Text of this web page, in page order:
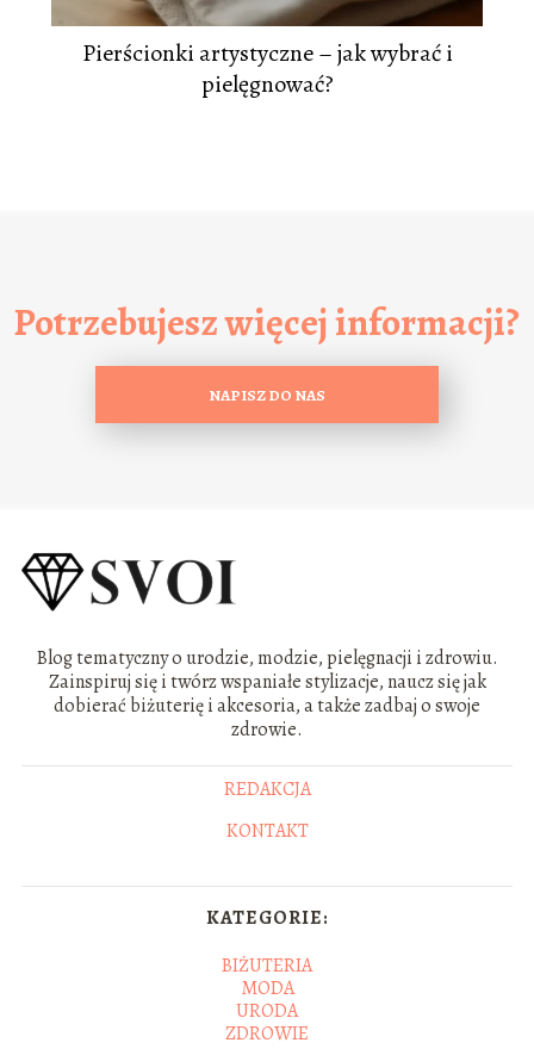
Pierścionki artystyczne – jak wybrać i
pielęgnować?
Potrzebujesz więcej informacji?
NAPISZ DO NAS
Blog tematyczny o urodzie, modzie, pielęgnacji i zdrowiu.
Zainspiruj się i twórz wspaniałe stylizacje, naucz się jak
dobierać biżuterię i akcesoria, a także zadbaj o swoje
zdrowie.
REDAKCJA
KONTAKT
KATEGORIE:
BIŻUTERIA
MODA
URODA
ZDROWIE